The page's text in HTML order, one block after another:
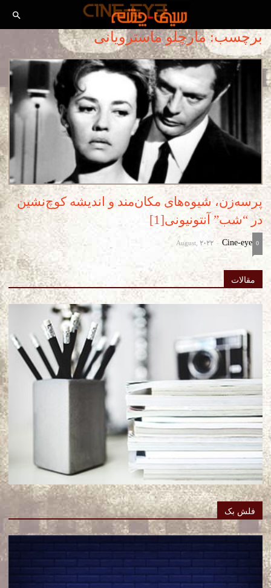
برچسب: مارچلو ماسترویانی
پرسه‌زن، شیوه‌های مکان‌مند و اندیشه کوچ‌نشین
در “شب” آنتونیونی[1]
Cine-eye
-
August, 2022 0
مقالات
فلش بک